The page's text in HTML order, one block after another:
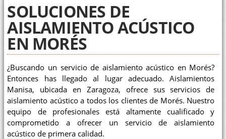
SOLUCIONES DE
AISLAMIENTO ACÚSTICO
EN MORÉS
¿Buscando un servicio de aislamiento acústico en Morés?
Entonces has llegado al lugar adecuado. Aislamientos
Manisa, ubicada en Zaragoza, ofrece sus servicios de
aislamiento acústico a todos los clientes de Morés. Nuestro
equipo de profesionales está altamente cualificado y
comprometido a ofrecer un servicio de aislamiento
acústico de primera calidad.